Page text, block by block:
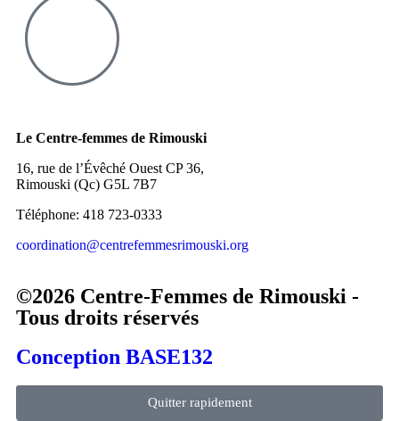
Le Centre-femmes de Rimouski
16, rue de l’Évêché Ouest CP 36,
Rimouski (Qc) G5L 7B7
Téléphone: 418 723-0333
coordination@centrefemmesrimouski.org
©2026 Centre-Femmes de Rimouski -
Tous droits réservés
Conception BASE132
Quitter rapidement